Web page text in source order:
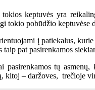
keptuvės yra
tokio pobūdžio
į patiekalus,
pat pasirenkamos
pasirenkamos tų
kitoj – daržoves, trečioje